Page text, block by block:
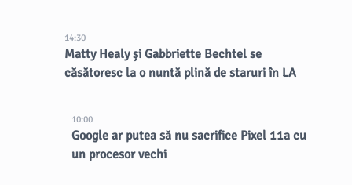
14:30
Matty Healy și Gabbriette Bechtel se
căsătoresc la o nuntă plină de staruri în LA
10:00
Google ar putea să nu sacrifice Pixel 11a cu
un procesor vechi